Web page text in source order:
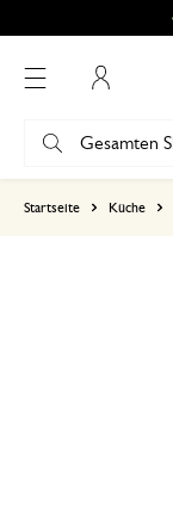
Startseite Küche